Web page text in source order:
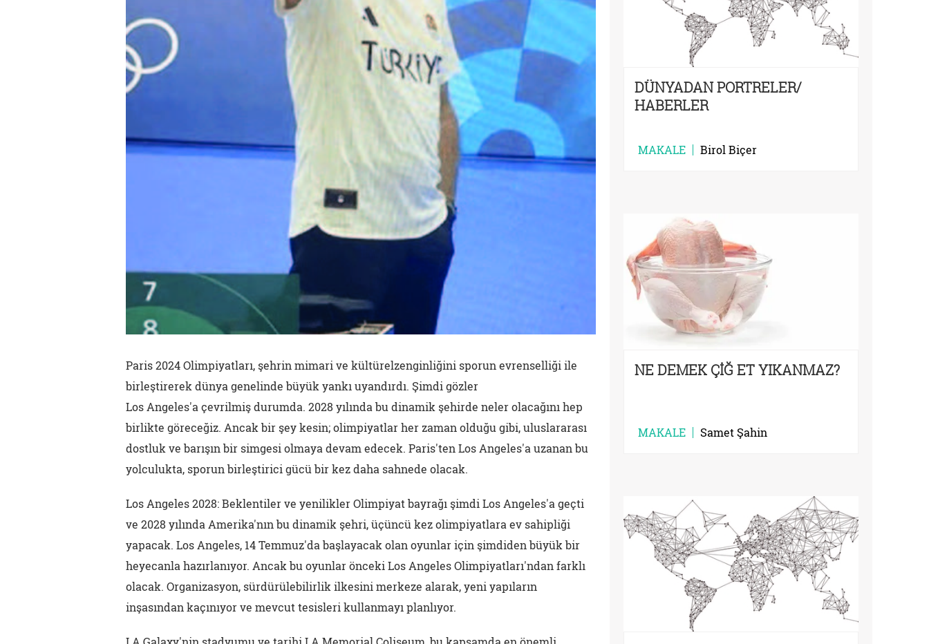
Paris 2024 Olimpiyatları, şehrin mimari ve kültürelzenginliğini sporun evrenselliği ile
birleştirerek dünya genelinde büyük yankı uyandırdı. Şimdi gözler
Los Angeles'a çevrilmiş durumda. 2028 yılında bu dinamik şehirde neler olacağını hep
birlikte göreceğiz. Ancak bir şey kesin; olimpiyatlar her zaman olduğu gibi, uluslararası
dostluk ve barışın bir simgesi olmaya devam edecek. Paris'ten Los Angeles'a uzanan bu
yolculukta, sporun birleştirici gücü bir kez daha sahnede olacak.
Los Angeles 2028: Beklentiler ve yenilikler Olimpiyat bayrağı şimdi Los Angeles'a geçti
ve 2028 yılında Amerika'nın bu dinamik şehri, üçüncü kez olimpiyatlara ev sahipliği
yapacak. Los Angeles, 14 Temmuz'da başlayacak olan oyunlar için şimdiden büyük bir
heyecanla hazırlanıyor. Ancak bu oyunlar önceki Los Angeles Olimpiyatları'ndan farklı
olacak. Organizasyon, sürdürülebilirlik ilkesini merkeze alarak, yeni yapıların
inşasından kaçınıyor ve mevcut tesisleri kullanmayı planlıyor.
DÜNYADAN PORTRELER/
HABERLER
MAKALE Birol Biçer
NE DEMEK ÇİĞ ET YIKANMAZ?
MAKALE Samet Şahin